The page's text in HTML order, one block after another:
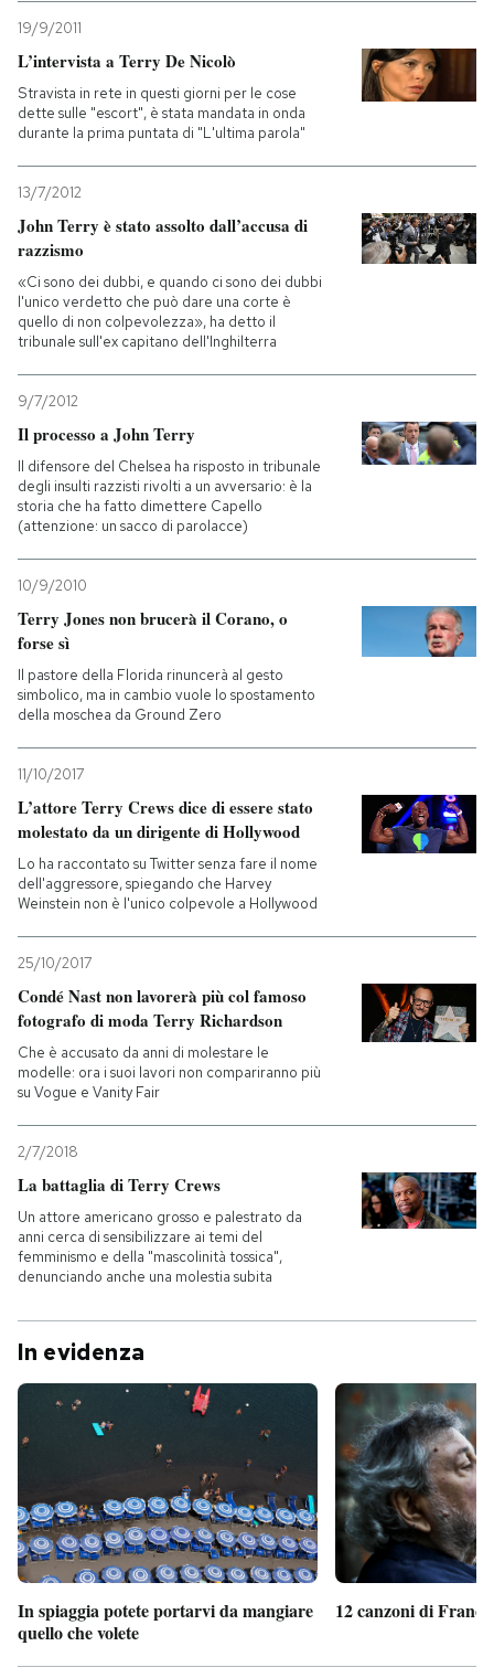
19/9/2011
L’intervista a Terry De Nicolò
Stravista in rete in questi giorni per le cose
dette sulle "escort", è stata mandata in onda
durante la prima puntata di "L'ultima parola"
13/7/2012
John Terry è stato assolto dall’accusa di
razzismo
«Ci sono dei dubbi, e quando ci sono dei dubbi
l'unico verdetto che può dare una corte è
quello di non colpevolezza», ha detto il
tribunale sull'ex capitano dell'Inghilterra
9/7/2012
Il processo a John Terry
Il difensore del Chelsea ha risposto in tribunale
degli insulti razzisti rivolti a un avversario: è la
storia che ha fatto dimettere Capello
(attenzione: un sacco di parolacce)
10/9/2010
Terry Jones non brucerà il Corano, o
forse sì
Il pastore della Florida rinuncerà al gesto
simbolico, ma in cambio vuole lo spostamento
della moschea da Ground Zero
11/10/2017
L’attore Terry Crews dice di essere stato
molestato da un dirigente di Hollywood
Lo ha raccontato su Twitter senza fare il nome
dell'aggressore, spiegando che Harvey
Weinstein non è l'unico colpevole a Hollywood
25/10/2017
Condé Nast non lavorerà più col famoso
fotografo di moda Terry Richardson
Che è accusato da anni di molestare le
modelle: ora i suoi lavori non compariranno più
su Vogue e Vanity Fair
2/7/2018
La battaglia di Terry Crews
Un attore americano grosso e palestrato da
anni cerca di sensibilizzare ai temi del
femminismo e della "mascolinità tossica",
denunciando anche una molestia subita
In evidenza
In spiaggia potete portarvi da mangiare
quello che volete
12 canzoni di